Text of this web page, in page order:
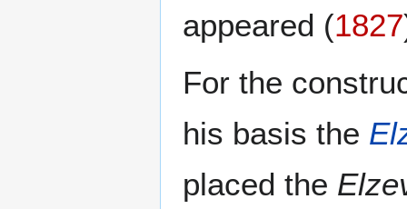
appeared (1827
For the
his basis the
placed the